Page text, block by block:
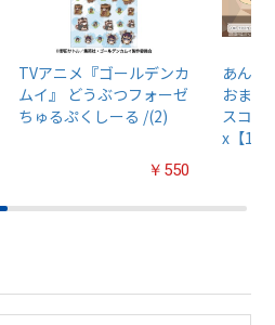
TVアニメ『ゴールデンカ
ムイ』 どうぶつフォーゼ
ちゅるぷくしーる /(2)
￥550
あんさ
おまん
スコッ
x【